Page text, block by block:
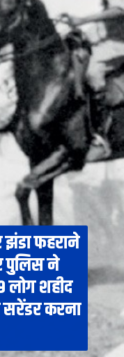
झंडा फहराने
पुलिस ने
लोग शहीद
सरेंडर करना